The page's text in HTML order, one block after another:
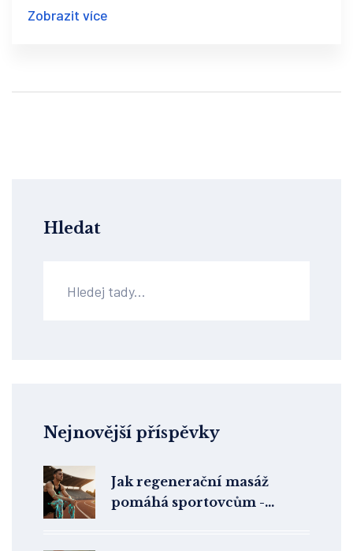
těmto informacím můžete lépe pečovat o své
Zobrazit více
Hledat
Nejnovější příspěvky
Jak regenerační masáž
pomáhá sportovcům -